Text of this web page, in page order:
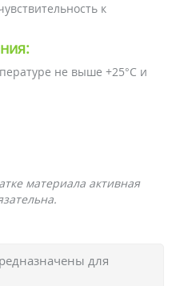
к
не выше +25°С и
материала активная
для